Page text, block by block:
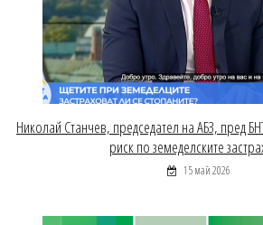
Николай Станчев, председател на АБЗ, пред
риск по земеделските
15 май 2026